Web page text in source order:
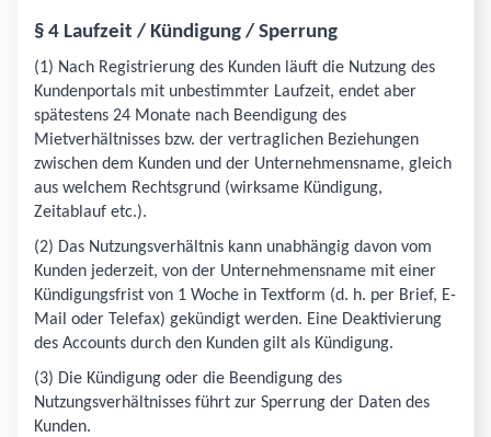
§ 4 Laufzeit / Kündigung / Sperrung
(1) Nach Registrierung des Kunden läuft die Nutzung des
Kundenportals mit unbestimmter Laufzeit, endet aber
spätestens 24 Monate nach Beendigung des
Mietverhältnisses bzw. der vertraglichen Beziehungen
zwischen dem Kunden und der Unternehmensname, gleich
aus welchem Rechtsgrund (wirksame Kündigung,
Zeitablauf etc.).
(2) Das Nutzungsverhältnis kann unabhängig davon vom
Kunden jederzeit, von der Unternehmensname mit einer
Kündigungsfrist von 1 Woche in Textform (d. h. per Brief, E-
Mail oder Telefax) gekündigt werden. Eine Deaktivierung
des Accounts durch den Kunden gilt als Kündigung.
(3) Die Kündigung oder die Beendigung des
Nutzungsverhältnisses führt zur Sperrung der Daten des
Kunden.